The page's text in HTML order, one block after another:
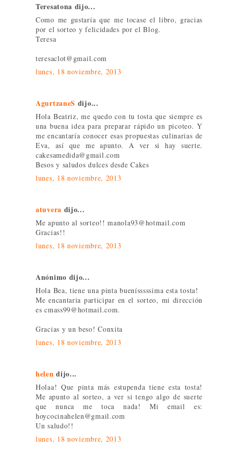
Teresatona dijo...
Como me gustaría que me tocase el libro, gracias
por el sorteo y felicidades por el Blog.
Teresa
teresaclot@gmail.com
lunes, 18 noviembre, 2013
AgurtzaneS dijo...
Hola Beatriz, me quedo con tu tosta que siempre es
una buena idea para preparar rápido un picoteo. Y
me encantaría conocer esas propuestas culinarias de
Eva, así que me apunto. A ver si hay suerte.
cakesamedida@gmail.com
Besos y saludos dulces desde Cakes
lunes, 18 noviembre, 2013
atuvera dijo...
Me apunto al sorteo!! manola93@hotmail.com
Gracias!!
lunes, 18 noviembre, 2013
Anónimo dijo...
Hola Bea, tiene una pinta buenísssssima esta tosta!
Me encantaria participar en el sorteo, mi dirección
es cmass99@hotmail.com.
Gracias y un beso! Conxita
lunes, 18 noviembre, 2013
helen dijo...
Holaa! Que pinta más estupenda tiene esta tosta!
Me apunto al sorteo, a ver si tengo algo de suerte
que nunca me toca nada! Mi email es:
hoycocinahelen@gmail.com
Un saludo!!
lunes, 18 noviembre, 2013